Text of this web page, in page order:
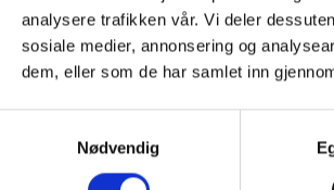
analysere trafikken vår. Vi deler
sosiale medier, annonsering og
dem, eller som de har samlet inn
Nødvendig
